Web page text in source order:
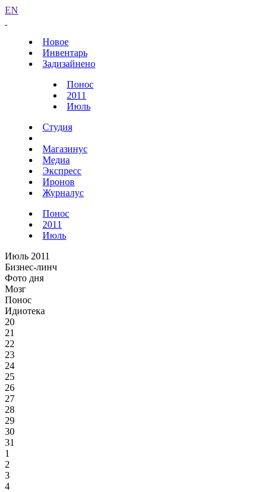
EN
Новое
Инвентарь
Задизайнено
Понос
2011
Июль
Студия
Магазинус
Медиа
Экспресс
Иронов
Журналус
Понос
2011
Июль
Июль 2011
Бизнес-линч
Фото дня
Мозг
Понос
Идиотека
20
21
22
23
24
25
26
27
28
29
30
31
1
2
3
4